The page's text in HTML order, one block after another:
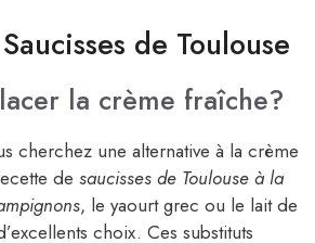
de Toulouse
la crème fraîche?
cherchez une alternative à la crème
de saucisses de Toulouse à la
, le yaourt grec ou le lait de
choix. Ces substituts